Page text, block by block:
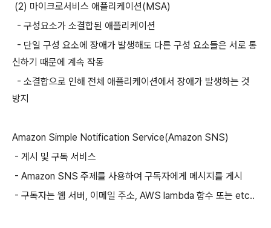
(2) 마이크로서비스 애플리케이션(MSA)
- 구성요소가 소결합된 애플리케이션
- 단일 구성 요소에 장애가 발생해도 다른 구성 요소들은 서로 통
신하기 때문에 계속 작동
- 소결합으로 인해 전체 애플리케이션에서 장애가 발생하는 것
방지
Amazon Simple Notification Service(Amazon SNS)
- 게시 및 구독 서비스
- Amazon SNS 주제를 사용하여 구독자에게 메시지를 게시
- 구독자는 웹 서버, 이메일 주소, AWS lambda 함수 또는 etc..